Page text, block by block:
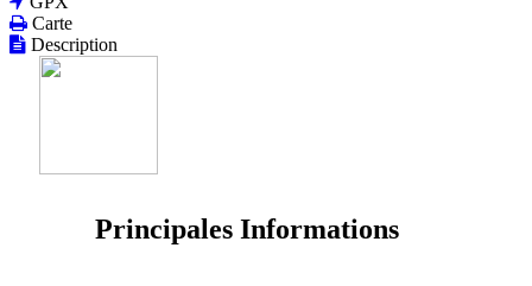
Carte
Description
Principales Informations